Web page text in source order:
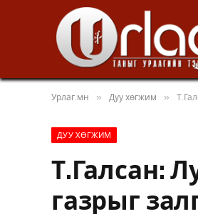
Урлаг.мн » Дуу хөгжим »
ДУУ ХӨГЖИМ
Т.Галсан:
газрыг